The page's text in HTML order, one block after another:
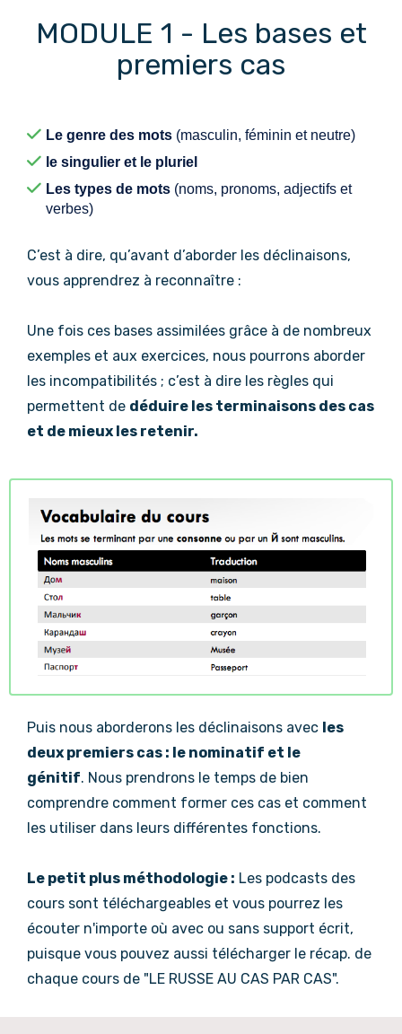
MODULE 1 - Les bases et
premiers cas
Le genre des mots (masculin, féminin et neutre)
le singulier et le pluriel
Les types de mots (noms, pronoms, adjectifs et
verbes)
C’est à dire, qu’avant d’aborder les déclinaisons,
vous apprendrez à reconnaître :
Une fois ces bases assimilées grâce à de nombreux
exemples et aux exercices, nous pourrons aborder
les incompatibilités ; c’est à dire les règles qui
permettent de déduire les terminaisons des cas
et de mieux les retenir.
Puis nous aborderons les déclinaisons avec les
deux premiers cas : le nominatif et le
génitif. Nous prendrons le temps de bien
comprendre comment former ces cas et comment
les utiliser dans leurs différentes fonctions.
Le petit plus méthodologie : Les podcasts des
cours sont téléchargeables et vous pourrez les
écouter n'importe où avec ou sans support écrit,
puisque vous pouvez aussi télécharger le récap. de
chaque cours de "LE RUSSE AU CAS PAR CAS".